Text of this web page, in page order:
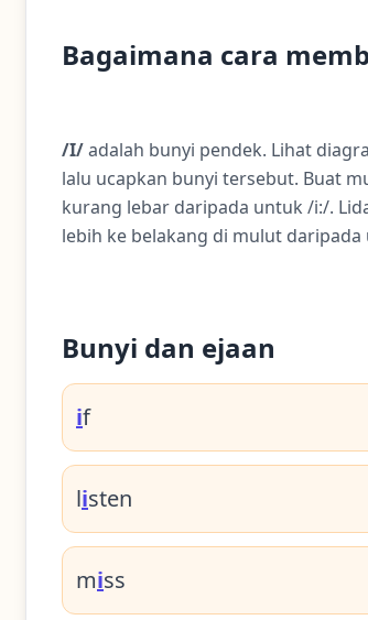
Bagaimana cara
/I/adalah bunyi pendek. Lihat
lalu ucapkan bunyi tersebut. Buat
kurang lebar daripada untuk /i:/.
lebih ke belakang di mulut
Bunyi dan ejaan
if
listen
miss